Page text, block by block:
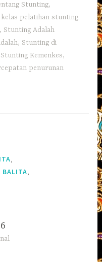
Stunting,
pelatihan stunting
, Stunting Adalah
, Stunting di
Stunting Kemenkes,
penurunan
,
BALITA,